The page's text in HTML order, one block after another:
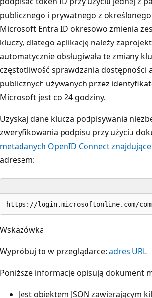
publicznego i prywatnego z
Microsoft Entra ID okresowo zmienia
kluczy, dlatego aplikację należy
automatycznie obsługiwała te zmiany
częstotliwość sprawdzania dostępności
publicznych używanych przez
Microsoft jest co 24 godziny.
Uzyskaj dane klucza podpisywania
zweryfikowania podpisu przy użyciu
metadanych OpenID Connect
adresem:
Wskazówka
Wypróbuj to w przeglądarce: adres URL
Poniższe informacje opisują dokument
Jest obiektem JSON zawierającym